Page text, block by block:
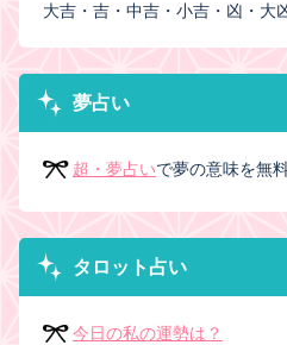
大吉・吉・中吉・小吉・凶・大
夢占い
超・夢占いで夢の意味を無
タロット占い
今日の私の運勢は？